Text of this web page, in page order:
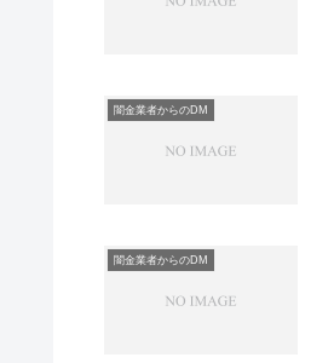
闇金業者からのDM
闇金業者からのDM